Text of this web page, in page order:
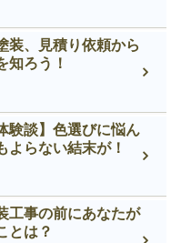
装、見積り依頼から
知ろう！
験談】色選びに悩ん
よらない結末が！
工事の前にあなたが
とは？